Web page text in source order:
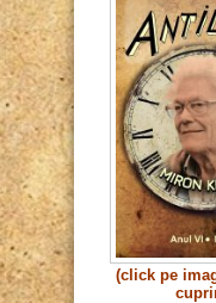
(click pe